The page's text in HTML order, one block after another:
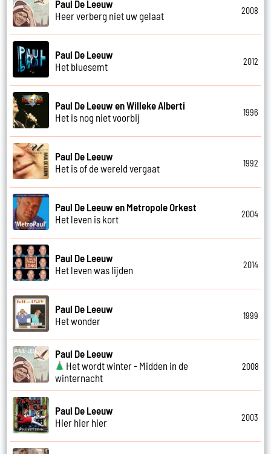
Paul De Leeuw
Heer verberg niet uw gelaat
2008
Paul De Leeuw
Het bluesemt
2012
Paul De Leeuw en Willeke Alberti
Het is nog niet voorbij
1996
Paul De Leeuw
Het is of de wereld vergaat
1992
Paul De Leeuw en Metropole Orkest
Het leven is kort
2004
Paul De Leeuw
Het leven was lijden
2014
Paul De Leeuw
Het wonder
1999
Paul De Leeuw
Het wordt winter - Midden in de
winternacht
2008
Paul De Leeuw
Hier hier hier
2003